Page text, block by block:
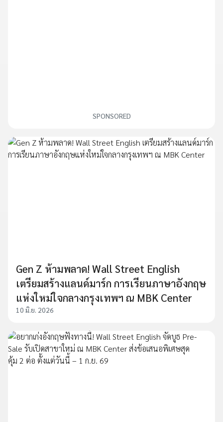
SPONSORED
Gen Z ห้ามพลาด! Wall Street English
เตรียมสร้างแลนด์มาร์ก การเรียนภาษาอังกฤษ
แห่งใหม่ใจกลางกรุงเทพฯ ณ MBK Center​
10 มิ.ย. 2026